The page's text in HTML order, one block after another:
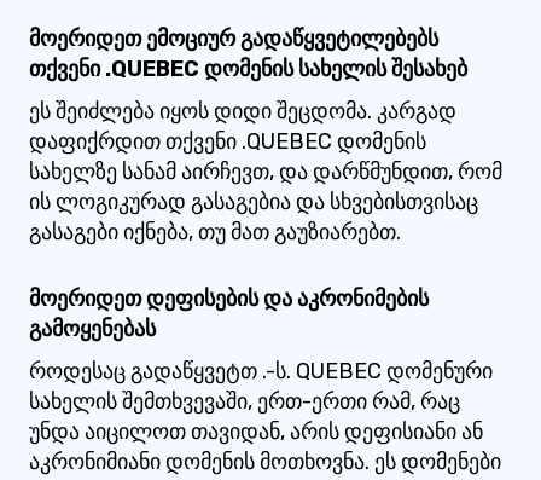
მოერიდეთ ემოციურ გადაწყვეტილებებს
თქვენი .QUEBEC დომენის სახელის შესახებ
ეს შეიძლება იყოს დიდი შეცდომა. კარგად
დაფიქრდით თქვენი .QUEBEC დომენის
სახელზე სანამ აირჩევთ, და დარწმუნდით, რომ
ის ლოგიკურად გასაგებია და სხვებისთვისაც
გასაგები იქნება, თუ მათ გაუზიარებთ.
მოერიდეთ დეფისების და აკრონიმების
გამოყენებას
როდესაც გადაწყვეტთ .-ს. QUEBEC დომენური
სახელის შემთხვევაში, ერთ-ერთი რამ, რაც
უნდა აიცილოთ თავიდან, არის დეფისიანი ან
აკრონიმიანი დომენის მოთხოვნა. ეს დომენები